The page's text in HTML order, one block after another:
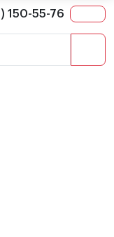
150-55-76